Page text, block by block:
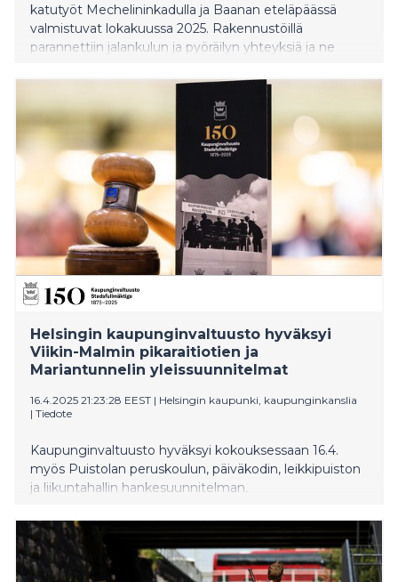
katutyöt Mechelininkadulla ja Baanan eteläpäässä
valmistuvat lokakuussa 2025. Rakennustöillä
parannettiin jalankulun ja pyöräilyn yhteyksiä ja ne
joka jatkuu arviolta vuoteen 2030.
Helsingin kaupunginvaltuusto hyväksyi
Viikin-Malmin pikaraitiotien ja
Mariantunnelin yleissuunnitelmat
16.4.2025 21:23:28 EEST | Helsingin kaupunki, kaupunginkanslia
| Tiedote
Kaupunginvaltuusto hyväksyi kokouksessaan 16.4.
myös Puistolan peruskoulun, päiväkodin, leikkipuiston
ja liikuntahallin hankesuunnitelman.